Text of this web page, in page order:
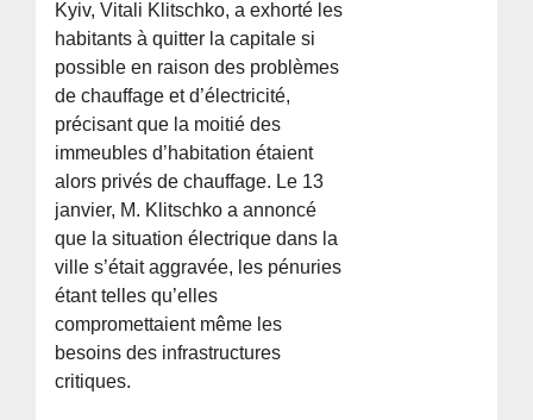
Kyiv, Vitali Klitschko, a exhorté les
habitants à quitter la capitale si
possible en raison des problèmes
de chauffage et d’électricité,
précisant que la moitié des
immeubles d’habitation étaient
alors privés de chauffage. Le 13
janvier, M. Klitschko a annoncé
que la situation électrique dans la
ville s’était aggravée, les pénuries
étant telles qu’elles
compromettaient même les
besoins des infrastructures
critiques.